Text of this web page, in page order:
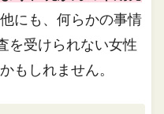
他にも、何らかの事情
を受けられない女性
もしれません。